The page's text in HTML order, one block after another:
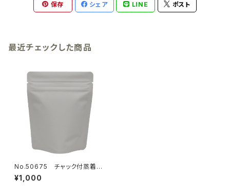
保存 シェア LINE ポスト
最近チェックした商品
No.50675 チャック付蒸着ス
タンド袋 グレー120×150mm
13枚
¥1,000